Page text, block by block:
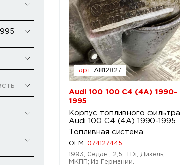
арт. A812827
Audi 100 100 C4 (4A) 1990-
1995
Корпус топливного фильтра
Audi 100 C4 (4A) 1990-1995
Топливная система
OEM: 074127445
1993; Седан.; 2,5; TDi; Дизель;
МКПП; Из Германии.